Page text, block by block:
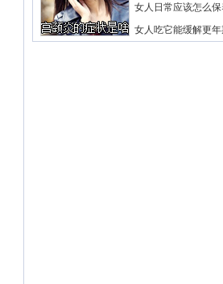
女人日常应该怎么
女人吃它能缓解更